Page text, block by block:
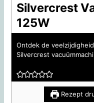
Silvercrest
125W
Ontdek de
Silvercrest
Rezept